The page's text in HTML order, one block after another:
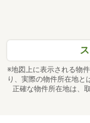
※地図上に表示される物
り、実際の物件所在地と
正確な物件所在地は、